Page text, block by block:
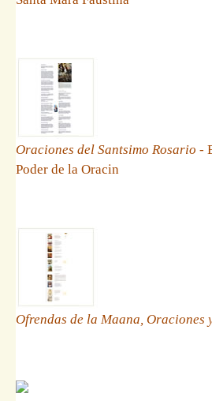
Oraciones del Santsimo Rosario -
Poder de la Oracin
Ofrendas de la Maana, Oraciones